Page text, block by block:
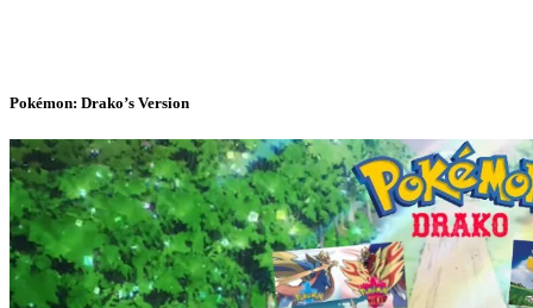
Pokémon: Drako’s Version